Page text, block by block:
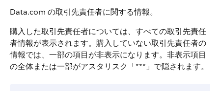
Data.com の取引先責任者に関する情報。
購入した取引先責任者については、すべての取引先責任
者情報が表示されます。購入していない取引先責任者の
情報では、一部の項目が非表示になります。非表示項目
の全体または一部がアスタリスク「***」で隠されます。